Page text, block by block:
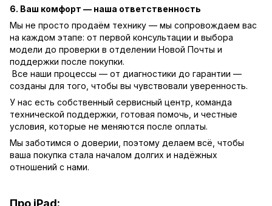
6. Ваш комфорт — наша ответственность
Мы не просто продаём технику — мы сопровождаем вас
на каждом этапе: от первой консультации и выбора
модели до проверки в отделении Новой Почты и
поддержки после покупки.
Все наши процессы — от диагностики до гарантии —
созданы для того, чтобы вы чувствовали уверенность.
У нас есть собственный сервисный центр, команда
технической поддержки, готовая помочь, и честные
условия, которые не меняются после оплаты.
Мы заботимся о доверии, поэтому делаем всё, чтобы
ваша покупка стала началом долгих и надёжных
отношений с нами.
Про iPad: